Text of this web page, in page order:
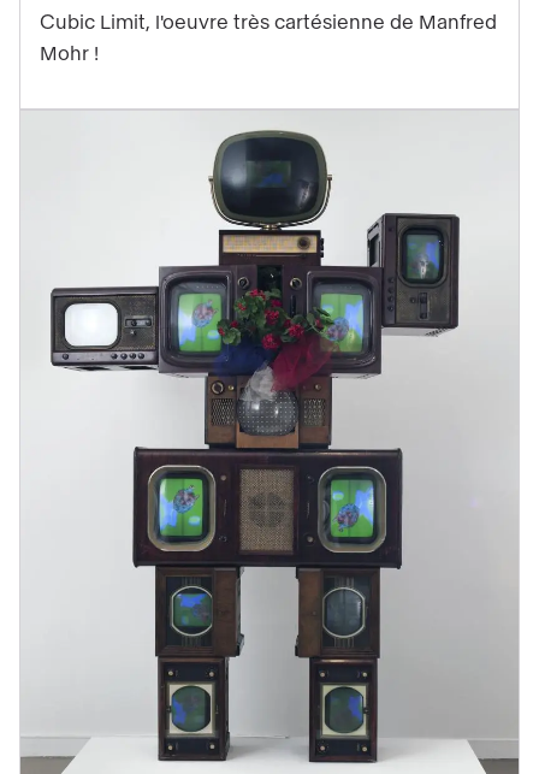
Mohr
au
Palais
Cubic Limit, l'oeuvre très cartésienne de Manfred
Mohr !
contenu